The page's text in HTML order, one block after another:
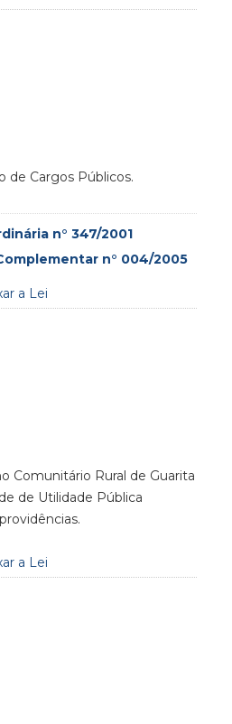
de Cargos Públicos.
n° 347/2001
n° 004/2005
a Lei
Comunitário Rural de Guarita
de Utilidade Pública
a Lei